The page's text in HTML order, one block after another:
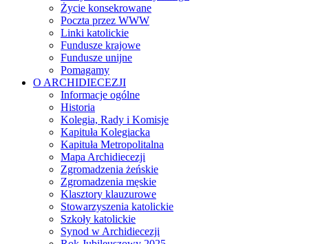
Życie konsekrowane
Poczta przez WWW
Linki katolickie
Fundusze krajowe
Fundusze unijne
Pomagamy
O ARCHIDIECEZJI
Informacje ogólne
Historia
Kolegia, Rady i Komisje
Kapituła Kolegiacka
Kapituła Metropolitalna
Mapa Archidiecezji
Zgromadzenia żeńskie
Zgromadzenia męskie
Klasztory klauzurowe
Stowarzyszenia katolickie
Szkoły katolickie
Synod w Archidiecezji